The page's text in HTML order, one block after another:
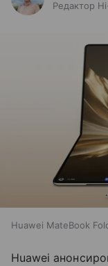
Редактор
Huawei MateBook
Huawei